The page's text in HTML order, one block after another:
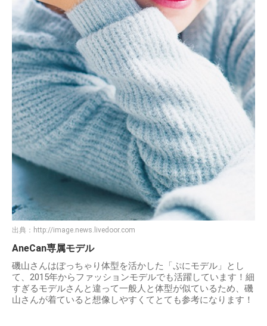
出典： http://image.news.livedoor.com
AneCan専属モデル
磯山さんはぽっちゃり体型を活かした「ぷにモデル」とし
て、2015年からファッションモデルでも活躍しています！細
すぎるモデルさんと違って一般人と体型が似ているため、磯
山さんが着ていると想像しやすくてとても参考になります！